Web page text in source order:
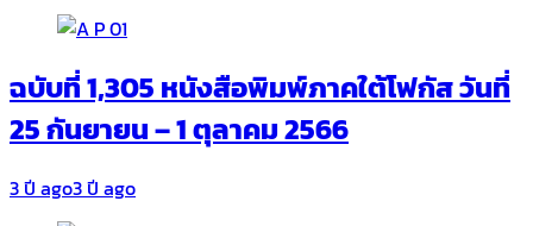
ฉบับที่ 1,305 หนังสือพิมพ์ภาคใต้โฟกัส วันที่
25 กันยายน – 1 ตุลาคม 2566
3 ปี ago3 ปี ago